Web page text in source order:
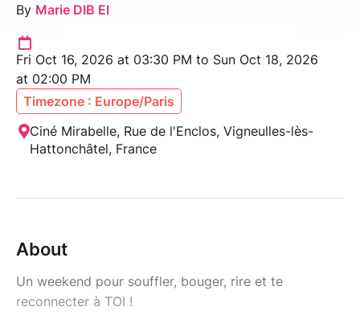
By Marie DIB EI
Fri Oct 16, 2026 at 03:30 PM to Sun Oct 18, 2026
at 02:00 PM
Timezone : Europe/Paris
Ciné Mirabelle, Rue de l'Enclos, Vigneulles-lès-
Hattonchâtel, France
About
Un weekend pour souffler, bouger, rire et te
reconnecter à TOI !